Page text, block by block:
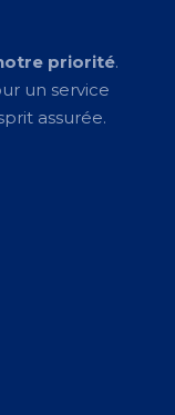
priorité.
un service
assurée.